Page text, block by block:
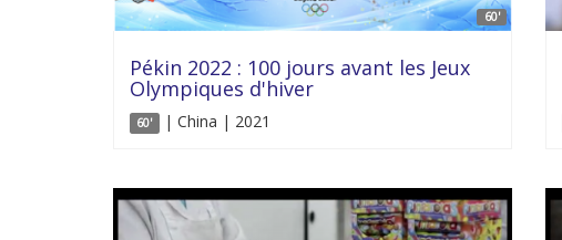
60'
Pékin 2022 : 100 jours avant les Jeux
Olympiques d'hiver
60' | China | 2021